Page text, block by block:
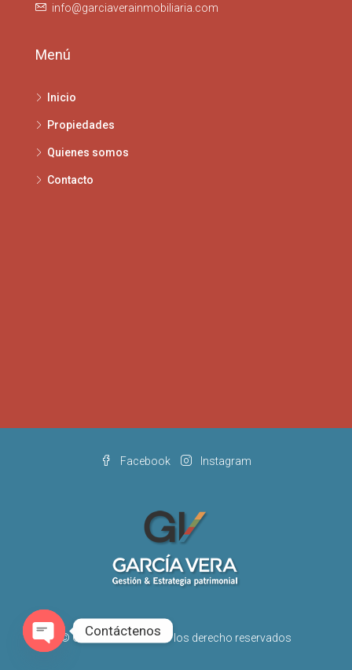
info@garciaverainmobiliaria.com
Menú
Inicio
Propiedades
Quienes somos
Contacto
Facebook Instagram
© García Vera - Todos los derecho reservados
Contáctenos